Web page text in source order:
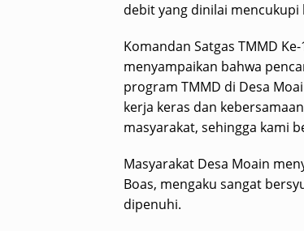
debit yang dinilai
Komandan Satgas TMMD
menyampaikan bahwa
program TMMD di Desa
kerja keras dan
masyarakat, sehingga kami
Masyarakat Desa Moain
Boas, mengaku sangat
dipenuhi.